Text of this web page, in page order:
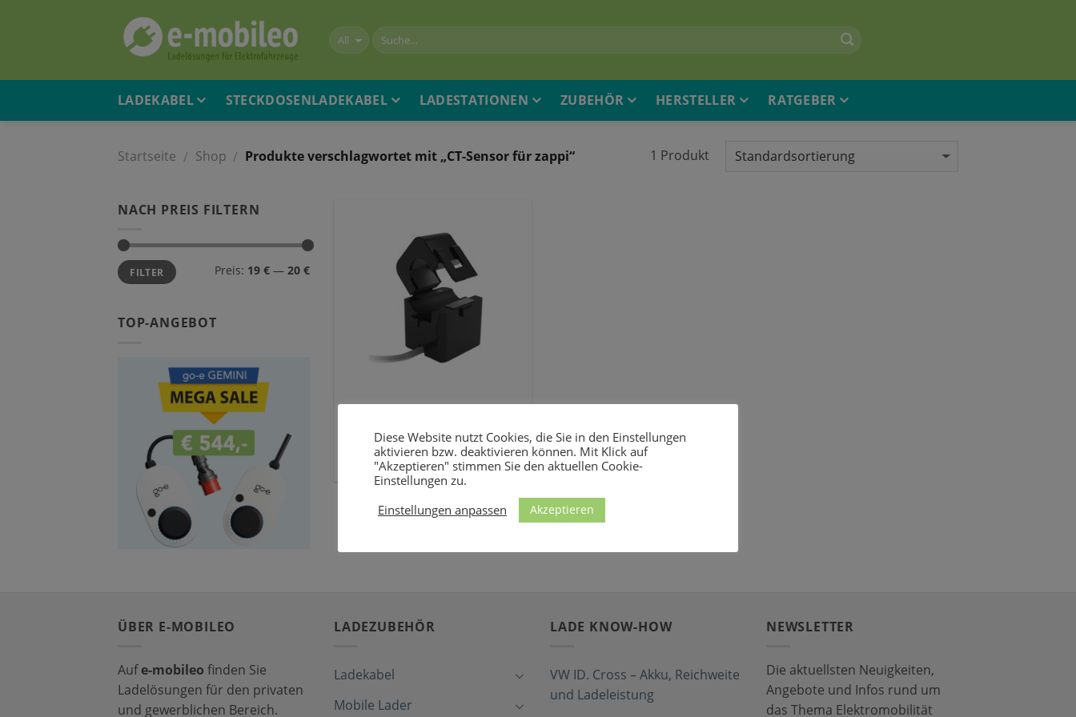
LADEKABEL STECKDOSENLADEKABEL LADESTATIONEN ZUBEHÖR HERSTELLER RATGEBER
Startseite / Shop / Produkte verschlagwortet mit „CT-Sensor für zappi“ 1 Produkt
NACH PREIS FILTERN
FILTER Preis: 19 € — 20 €
TOP-ANGEBOT
Stromsensor für zappi-Wallbox
19,67€
ÜBER E-MOBILEO
Aufe-mobileo finden Sie
Ladelösungen für den privaten
und gewerblichen Bereich.
LADEZUBEHÖR
Ladekabel
Mobile Lader
LADE KNOW-HOW
VW ID. Cross – Akku, Reichweite
und Ladeleistung
NEWSLETTER
Die aktuellsten Neuigkeiten,
Angebote und Infos rund um
das Thema Elektromobilität
Diese Website nutzt Cookies, die Sie in den Einstellungen
aktivieren bzw. deaktivieren können. Mit Klick auf
"Akzeptieren" stimmen Sie den aktuellen Cookie-
Einstellungen zu.
Einstellungen anpassen
Akzeptieren